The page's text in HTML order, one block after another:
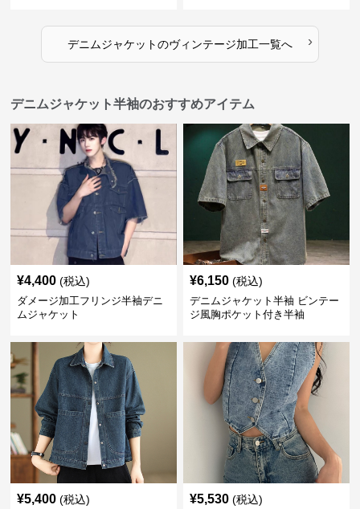
デニムジャケットのヴィンテージ加工一覧へ ›
デニムジャケット半袖のおすすめアイテム
¥4,400 (税込)
ダメージ加工フリンジ半袖デニ
ムジャケット
¥6,150 (税込)
デニムジャケット半袖 ビンテー
ジ風胸ポケット付き半袖
¥5,400 (税込) ¥5,530 (税込)